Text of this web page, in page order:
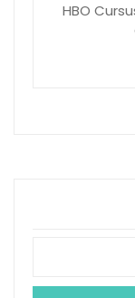
HBO